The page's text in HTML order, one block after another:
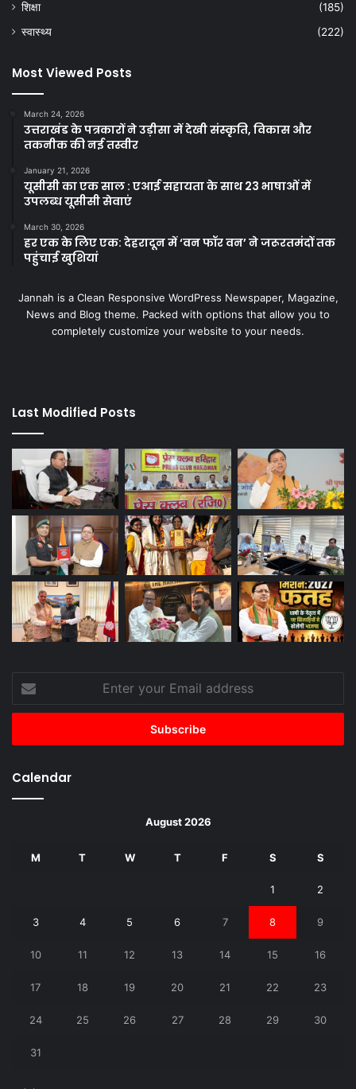
शिक्षा
(185)
स्वास्थ्य
(222)
Most Viewed Posts
March 24, 2026
उत्तराखंड के पत्रकारों ने उड़ीसा में देखी संस्कृति, विकास और
तकनीक की नई तस्वीर
January 21, 2026
यूसीसी का एक साल : एआई सहायता के साथ 23 भाषाओं में
उपलब्ध यूसीसी सेवाएं
March 30, 2026
हर एक के लिए एक: देहरादून में ‘वन फॉर वन’ ने जरूरतमंदों तक
पहुंचाई खुशियां
Jannah is a Clean Responsive WordPress Newspaper, Magazine,
News and Blog theme. Packed with options that allow you to
completely customize your website to your needs.
Last Modified Posts
your
Email
Calendar
August 2026
M T W T F S S
1 2
3 4 5 6 7 8 9
10 11 12 13 14 15 16
17 18 19 20 21 22 23
24 25 26 27 28 29 30
31